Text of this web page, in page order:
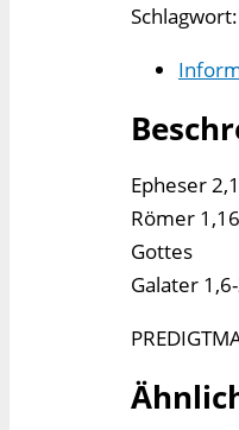
Menge
Schlagwort:
Epheser
Römer
Gottes
Galater